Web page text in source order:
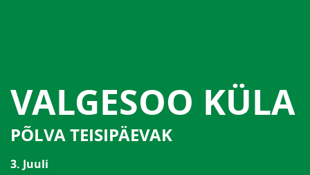
VALGESOO KÜLA
PÕLVA TEISIPÄEVAK
3. Juuli